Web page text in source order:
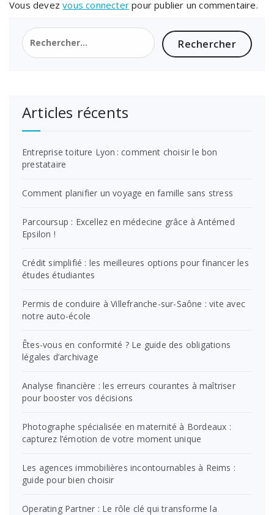
Vous devezvous connecter pour publier un commentaire.
Rechercher :
Articles récents
Entreprise toiture Lyon : comment choisir le bon
prestataire
Comment planifier un voyage en famille sans stress
Parcoursup : Excellez en médecine grâce à Antémed
Epsilon !
Crédit simplifié : les meilleures options pour financer les
études étudiantes
Permis de conduire à Villefranche-sur-Saône : vite avec
notre auto-école
Êtes-vous en conformité ? Le guide des obligations
légales d’archivage
Analyse financière : les erreurs courantes à maîtriser
pour booster vos décisions
Photographe spécialisée en maternité à Bordeaux :
capturez l’émotion de votre moment unique
Les agences immobilières incontournables à Reims :
guide pour bien choisir
Operating Partner : Le rôle clé qui transforme la